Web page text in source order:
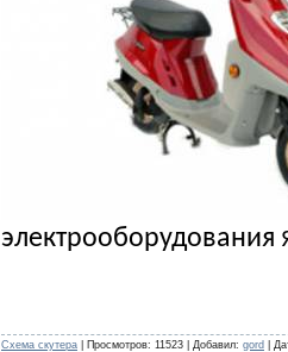
электрооборудования
Cхема скутера Просмотров: 11523 Добавил: gord